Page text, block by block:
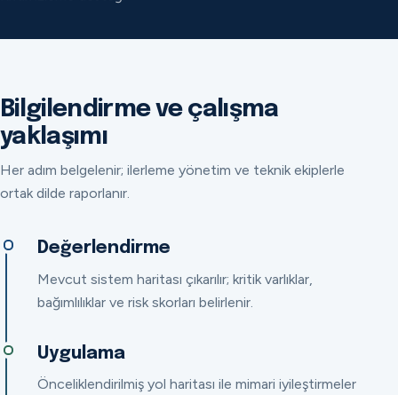
Bilgilendirme ve çalışma
yaklaşımı
Her adım belgelenir; ilerleme yönetim ve teknik ekiplerle
ortak dilde raporlanır.
Değerlendirme
Mevcut sistem haritası çıkarılır; kritik varlıklar,
bağımlılıklar ve risk skorları belirlenir.
Uygulama
Önceliklendirilmiş yol haritası ile mimari iyileştirmeler